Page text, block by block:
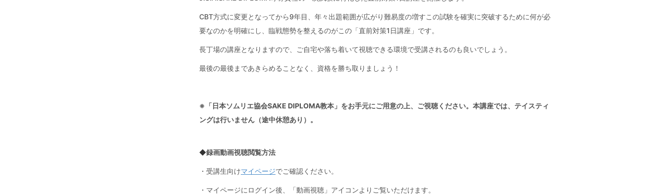
CBT方式に変更となってから9年目、年々出題範囲が広がり難易度の増すこの試験を確実に突破するために何が必
要なのかを明確にし、臨戦態勢を整えるのがこの「直前対策1日講座」です。
長丁場の講座となりますので、ご自宅や落ち着いて視聴できる環境で受講されるのも良いでしょう。
最後の最後まであきらめることなく、資格を勝ち取りましょう！
※「日本ソムリエ協会SAKE DIPLOMA教本」をお手元にご用意の上、ご視聴ください。本講座では、テイスティ
ングは行いません（途中休憩あり）。
◆録画動画視聴閲覧方法
・受講生向けマイページでご確認ください。
・マイページにログイン後、「動画視聴」アイコンよりご覧いただけます。